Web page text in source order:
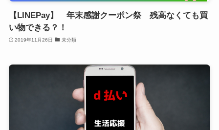
【LINEPay】 年末感謝クーポン祭 残高なくても買
い物できる？！
2019年11月26日 未分類